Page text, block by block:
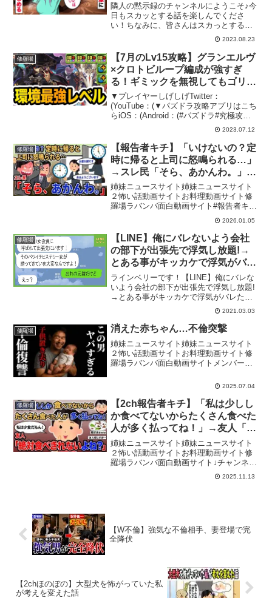
隣人の黙示録のチャンネルにようこそ♪今
日もスカッとする話を楽しんでくださ
い！ちなみに、皆さんはスカっとする話
はお好きですか？アニメ系、ライン
(LINE)系など様々なスカッとする動画が
たくさんあると思いますが、隣人の黙示
録では実話や2ch(2...
2023.08.23
修羅場
【7月のLv15攻略】グランエルヴ
×クロトビループ編成が強すぎ
る！ギミックを無視してもゴリ押
せる件www【パズドラ】
▼プレイヤーしげしげTwitter：
(YouTube：(▼パズドラ攻略アプリはこち
らiOS：(Android：(#パズドラ#究極攻略
TV#クロトビ#編成#クエストダンジョン
2023.07.12
修羅場
【報告者キチ】「いけないの？定
時に帰ると上司に怒鳴られる…」
→スレ民「そら、あかんわ。」
【2chゆっくり解説】
姉妹ニュースサイト姉妹ニュースサイト
２怖い話動画サイトお料理動画サイト修
羅場ラバンバ面白動画サイト#報告者キチ
#2ch #2ちゃんねる↓チャンネル登録よろ
しくお願いします↓ @2ch-mj4nd1話目
00:002話目 ◎当チャンネルにつ...
2026.01.05
修羅場
【LINE】俺にバレないよう会社
の部下が出張先で浮気し放題!→
とある事がキッカケで浮気がバレ
た部下のその後…腹筋崩壊ｗ【ス
カッとする話】
ラインベリーです！【LINE】俺にバレな
いよう会社の部下が出張先で浮気し放題!
→とある事がキッカケで浮気がバレた部
下のその後…腹筋崩壊ｗ【スカッとする
話】面白いと思ったらいいねボタンをク
リックお願いします👍💎チャンネル登録
はこちらをクリック...
2021.03.03
修羅場 消えた赤ちゃん…不倫突撃
姉妹ニュースサイト姉妹ニュースサイト
２怖い話動画サイトお料理動画サイト修
羅場ラバンバ面白動画サイトメンバーシ
Instagram→ ・tiktok→ ・マザコンしんり
2025.07.04
修羅場
【2ch報告者キチ】「私は少しし
か食べてないからたくさん食べた
人が多く払ってね！」→友人「絶
対食べきれないよね？」【ゆっく
り解説】
姉妹ニュースサイト姉妹ニュースサイト
２怖い話動画サイトお料理動画サイト修
羅場ラバンバ面白動画サイト↓チャンネル
登録よろしくお願いします↓URL：1話
目 0:00:002話目 0:20:10▼チャンネル
2025.11.13
【W不倫】強気な不倫相手、妻登場で完
全降伏
【2chほのぼの】大型犬を怖がっていた私
が考えを変えた話